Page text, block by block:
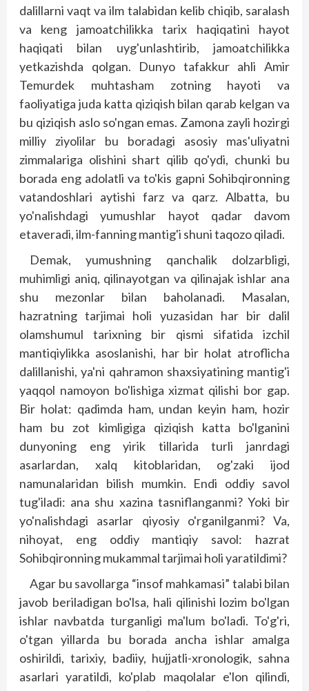
dalillarni vaqt va ilm talabidan kelib chiqib, saralash
va keng jamoatchilikka tarix haqiqatini hayot
haqiqati bilan uyg'unlashtirib, jamoatchilikka
yetkazishda qolgan. Dunyo tafakkur ahli Amir
Temurdek muhtasham zotning hayoti va
faoliyatiga juda katta qiziqish bilan qarab kelgan va
bu qiziqish aslo so'ngan emas. Zamona zayli hozirgi
milliy ziyolilar bu boradagi asosiy mas'uliyatni
zimmalariga olishini shart qilib qo'ydi, chunki bu
borada eng adolatli va to'kis gapni Sohibqironning
vatandoshlari aytishi farz va qarz. Albatta, bu
yo'nalishdagi yumushlar hayot qadar davom
etaveradi, ilm-fanning mantig'i shuni taqozo qiladi.
Demak, yumushning qanchalik dol­zarb­ligi,
muhimligi aniq, qilinayotgan va qilinajak ishlar ana
shu mezonlar bilan baholanadi. Masalan,
hazratning tarjimai holi yuzasidan har bir dalil
olamshumul tarixning bir qismi sifatida izchil
mantiqiylikka asoslanishi, har bir holat atroflicha
dalillanishi, ya'ni qahramon shaxsiyatining mantig'i
yaqqol namoyon bo'lishiga xizmat qilishi bor gap.
Bir holat: qadimda ham, undan keyin ham, hozir
ham bu zot kimligiga qiziqish katta bo'lganini
dunyoning eng yirik tillarida turli janrdagi
asarlardan, xalq kitoblaridan, og'zaki ijod
namunalaridan bilish mumkin. Endi oddiy savol
tug'iladi: ana shu xazina tasniflanganmi? Yoki bir
yo'nalishdagi asarlar qiyosiy o'rganilganmi? Va,
nihoyat, eng oddiy mantiqiy savol: hazrat
Sohibqironning mukammal tarjimai holi yaratildimi?
Agar bu savollarga “insof mahkamasi” talabi bilan
javob beriladigan bo'lsa, hali qilinishi lozim bo'lgan
ishlar navbatda turganligi ma'lum bo'ladi. To'g'ri,
o'tgan yillarda bu borada ancha ishlar amalga
oshirildi, tarixiy, badiiy, hujjatli-xronologik, sahna
asarlari yaratildi, ko'plab maqolalar e'lon qilindi,